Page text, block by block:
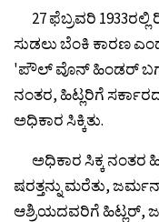
27 ಫೆಬ್ರವರಿ 1933ರಲ್ಲಿ
ಸುಡಲು ಬೆಂಕಿ ಕಾರಣ
'ಪೌಲ್ ವೊನ್ ಹಿಂಡರ್ ಬರ್ಗ್'
ನಂತರ, ಹಿಟ್ಲರಿಗೆ
ಅಧಿಕಾರ ಸಿಕ್ಕಿತು.
ಅಧಿಕಾರ ಸಿಕ್ಕ ನಂತರ
ಷರತ್ತನ್ನು ಮರೆತು,
ಆಶ್ರಿಯದವರಿಗೆ ಹಿಟ್ಲರ್,